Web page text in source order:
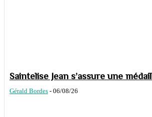
Saintelise Jean s’assure une
Gérald Bordes - 06/08/26